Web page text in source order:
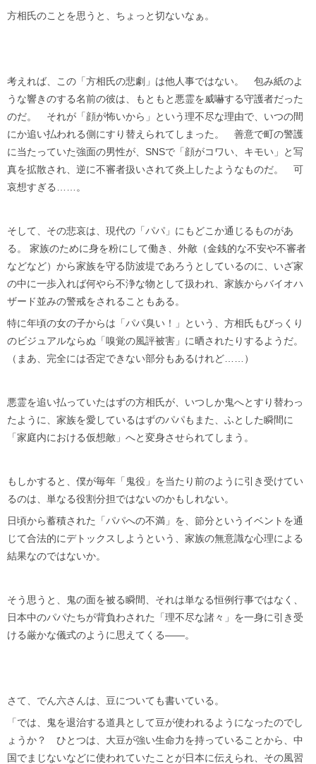
方相氏のことを思うと、ちょっと切ないなぁ。
考えれば、この「方相氏の悲劇」は他人事ではない。 包み紙のよ
うな響きのする名前の彼は、もともと悪霊を威嚇する守護者だった
のだ。 それが「顔が怖いから」という理不尽な理由で、いつの間
にか追い払われる側にすり替えられてしまった。 善意で町の警護
に当たっていた強面の男性が、SNSで「顔がコワい、キモい」と写
真を拡散され、逆に不審者扱いされて炎上したようなものだ。 可
哀想すぎる……。
そして、その悲哀は、現代の「パパ」にもどこか通じるものがあ
る。 家族のために身を粉にして働き、外敵（金銭的な不安や不審者
などなど）から家族を守る防波堤であろうとしているのに、いざ家
の中に一歩入れば何やら不浄な物として扱われ、家族からバイオハ
ザード並みの警戒をされることもある。
特に年頃の女の子からは「パパ臭い！」という、方相氏もびっくり
のビジュアルならぬ「嗅覚の風評被害」に晒されたりするようだ。
（まあ、完全には否定できない部分もあるけれど……）
悪霊を追い払っていたはずの方相氏が、いつしか鬼へとすり替わっ
たように、家族を愛しているはずのパパもまた、ふとした瞬間に
「家庭内における仮想敵」へと変身させられてしまう。
もしかすると、僕が毎年「鬼役」を当たり前のように引き受けてい
るのは、単なる役割分担ではないのかもしれない。
日頃から蓄積された「パパへの不満」を、節分というイベントを通
じて合法的にデトックスしようという、家族の無意識な心理による
結果なのではないか。
そう思うと、鬼の面を被る瞬間、それは単なる恒例行事ではなく、
日本中のパパたちが背負わされた「理不尽な諸々」を一身に引き受
ける厳かな儀式のように思えてくる——。
さて、でん六さんは、豆についても書いている。
「では、鬼を退治する道具として豆が使われるようになったのでし
ょうか？ ひとつは、大豆が強い生命力を持っていることから、中
国でまじないなどに使われていたことが日本に伝えられ、その風習